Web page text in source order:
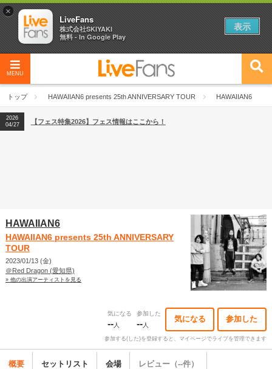
MENU
トップ HAWAIIAN6 presents 25th ANNIVERSARY TOUR HAWAIIAN6
2026
04/27
2026
【ライブ動員ランキング】2026年上半期編発表！
2026
04/27
【フェス特集2026】フェス情報はここから！
HAWAIIAN6
HAWAIIAN6 presents 25th ANNIVERSARY
TOUR
2023/01/13 (金)
＠Red Dragon (愛知県)
» 他の出演アーティストを見る
気になる
--人
参加した
--人
気になる 参加した
参加する(した)を登録すると、マイページでライブを管理できます
概要 セットリスト 会場 レビュー（--件）
×
LiveFans
株式会社SKIYAKI
無料 - In Google Play
表示